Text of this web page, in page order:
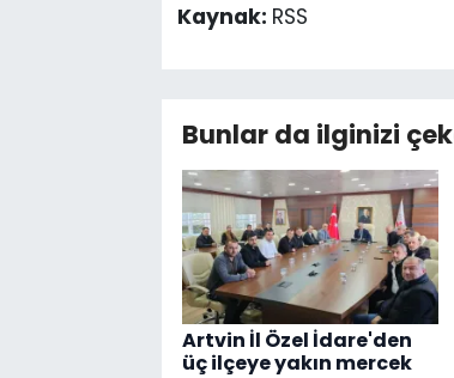
Kaynak: RSS
Bunlar da ilginizi
Artvin İl Özel İdare'den
üç ilçeye yakın mercek